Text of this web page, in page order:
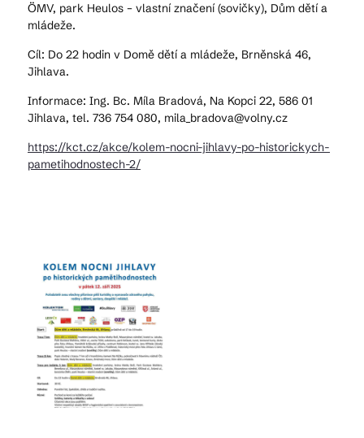
ÖMV, park Heulos – vlastní značení (sovičky), Dům dětí a
mládeže.
Cíl: Do 22 hodin v Domě dětí a mládeže, Brněnská 46,
Jihlava.
Informace: Ing. Bc. Míla Bradová, Na Kopci 22, 586 01
Jihlava, tel. 736 754 080, mila_bradova@volny.cz
https://kct.cz/akce/kolem-nocni-jihlavy-po-historickych-
pametihodnostech-2/